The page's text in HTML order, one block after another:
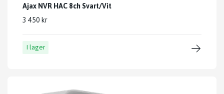
Ajax NVR HAC 8ch Svart/Vit
3 450 kr
I lager